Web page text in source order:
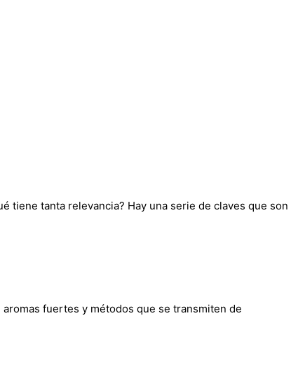
tiene tanta relevancia? Hay una serie de claves que son
fuertes y métodos que se transmiten de